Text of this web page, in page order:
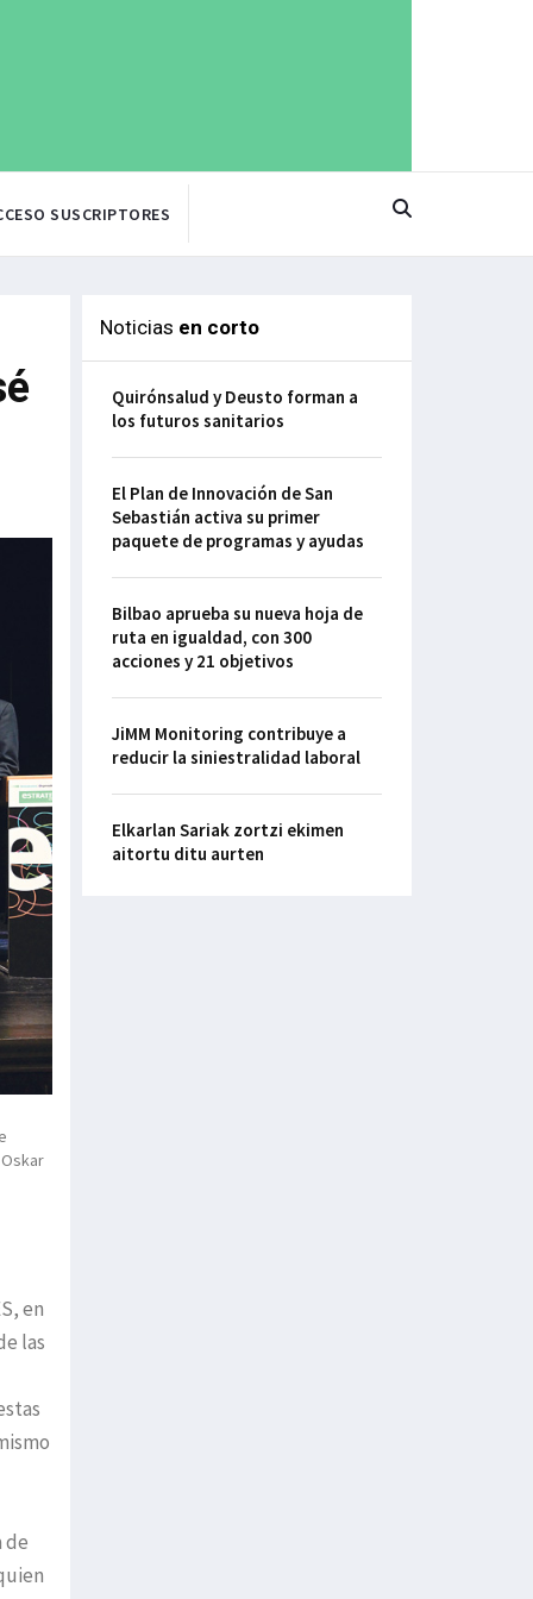
SUSCRIPTORES
en
las
de
Noticias en corto
Quirónsalud y Deusto forman a
los futuros sanitarios
El Plan de Innovación de San
Sebastián activa su primer
paquete de programas y ayudas
Bilbao aprueba su nueva hoja de
ruta en igualdad, con 300
acciones y 21 objetivos
JiMM Monitoring contribuye a
reducir la siniestralidad laboral
Elkarlan Sariak zortzi ekimen
aitortu ditu aurten